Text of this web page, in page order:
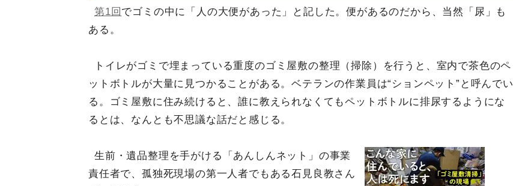
第1回 でゴミの中に「人の大便があった」と記した。便があるのだから、当然「尿」も
ある。
トイレがゴミで埋まっている重度のゴミ屋敷の整理（掃除）を行うと、室内で茶色のペ
ットボトルが大量に見つかることがある。ベテランの作業員は“ションペット”と呼んでい
る。ゴミ屋敷に住み続けると、誰に教えられなくてもペットボトルに排尿するようにな
るとは、なんとも不思議な話だと感じる。
生前・遺品整理を手がける「あんしんネット」の事業
責任者で、孤独死現場の第一人者でもある石見良教さん